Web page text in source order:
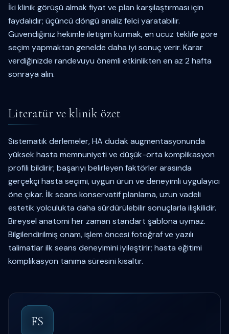
İki klinik görüşü almak fiyat ve plan karşılaştırması için
faydalıdır; üçüncü döngü analiz felci yaratabilir.
Güvendiğiniz hekimle iletişim kurmak, en ucuz teklife göre
seçim yapmaktan genelde daha iyi sonuç verir. Karar
verdiğinizde randevuyu önemli etkinlikten en az 2 hafta
sonraya alın.
Literatür ve klinik özet
Sistematik derlemeler, HA dudak augmentasyonunda
yüksek hasta memnuniyeti ve düşük-orta komplikasyon
profili bildirir; başarıyı belirleyen faktörler arasında
gerçekçi hasta seçimi, uygun ürün ve deneyimli uygulayıcı
öne çıkar. İlk seans konservatif planlama, uzun vadeli
estetik yolculukta daha sürdürülebilir sonuçlarla ilişkilidir.
Bireysel anatomi her zaman standart şablona uymaz.
Bilgilendirilmiş onam, işlem öncesi fotoğraf ve yazılı
talimatlar ilk seans deneyimini iyileştirir; hasta eğitimi
komplikasyon tanıma süresini kısaltır.
FS